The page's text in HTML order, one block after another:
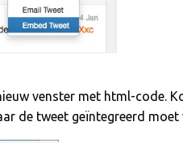
venster met html-code.
de tweet geïntegreerd moet